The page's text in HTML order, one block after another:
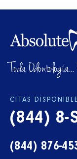
Toda
CITAS
(844) 8-
(844) 876-